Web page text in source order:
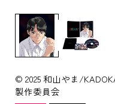
© 2025 和山やま/
製作委員会